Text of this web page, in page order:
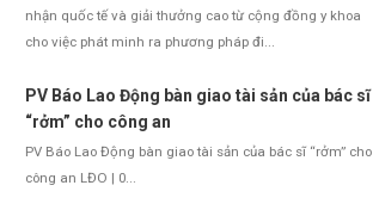
nhận quốc tế và giải thưởng cao từ cộng đồng y khoa
cho việc phát minh ra phương pháp đi...
PV Báo Lao Động bàn giao tài sản của bác sĩ
“rởm” cho công an
PV Báo Lao Động bàn giao tài sản của bác sĩ “rởm” cho
công an LĐO | 0...